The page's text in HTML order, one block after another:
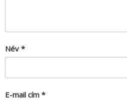
Név *
E-mail cím *